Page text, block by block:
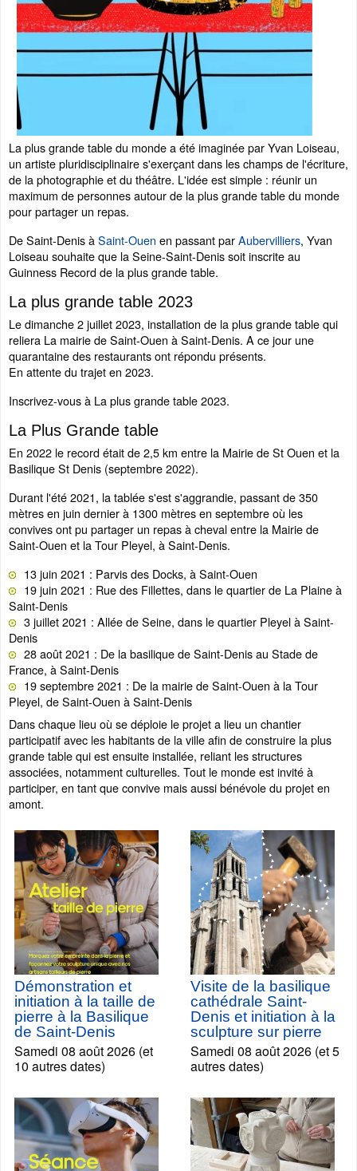
La plus grande table du monde a été imaginée par Yvan Loiseau,
un artiste pluridisciplinaire s'exerçant dans les champs de l'écriture,
de la photographie et du théâtre. L'idée est simple : réunir un
maximum de personnes autour de la plus grande table du monde
pour partager un repas.
De Saint-Denis àSaint-Ouen en passant parAubervilliers, Yvan
Loiseau souhaite que la Seine-Saint-Denis soit inscrite au
Guinness Record de la plus grande table.
La plus grande table 2023
Le dimanche 2 juillet 2023, installation de la plus grande table qui
reliera La mairie de Saint-Ouen à Saint-Denis. A ce jour une
quarantaine des restaurants ont répondu présents.
En attente du trajet en 2023.
Inscrivez-vous à La plus grande table 2023.
La Plus Grande table
En 2022 le record était de 2,5 km entre la Mairie de St Ouen et la
Basilique St Denis (septembre 2022).
Durant l'été 2021, la tablée s'est s'aggrandie, passant de 350
mètres en juin dernier à 1300 mètres en septembre où les
convives ont pu partager un repas à cheval entre la Mairie de
Saint-Ouen et la Tour Pleyel, à Saint-Denis.
13 juin 2021 : Parvis des Docks, à Saint-Ouen
19 juin 2021 : Rue des Fillettes, dans le quartier de La Plaine à
Saint-Denis
3 juillet 2021 : Allée de Seine, dans le quartier Pleyel à Saint-
Denis
28 août 2021 : De la basilique de Saint-Denis au Stade de
France, à Saint-Denis
19 septembre 2021 : De la mairie de Saint-Ouen à la Tour
Pleyel, de Saint-Ouen à Saint-Denis
Dans chaque lieu où se déploie le projet a lieu un chantier
participatif avec les habitants de la ville afin de construire la plus
grande table qui est ensuite installée, reliant les structures
associées, notamment culturelles. Tout le monde est invité à
participer, en tant que convive mais aussi bénévole du projet en
amont.
Démonstration et
initiation à la taille de
pierre à la Basilique
de Saint-Denis
Samedi 08 août 2026 (et
10 autres dates)
Visite de la basilique
cathédrale Saint-
Denis et initiation à la
sculpture sur pierre
Samedi 08 août 2026 (et 5
autres dates)